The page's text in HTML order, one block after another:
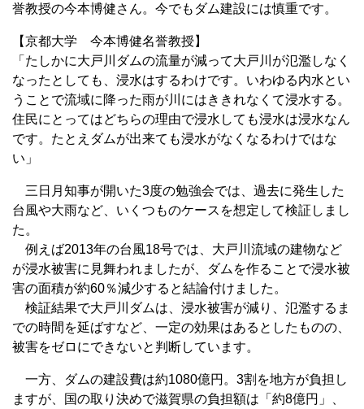
誉教授の今本博健さん。今でもダム建設には慎重です。
【京都大学 今本博健名誉教授】
「たしかに大戸川ダムの流量が減って大戸川が氾濫しなく
なったとしても、浸水はするわけです。いわゆる内水とい
うことで流域に降った雨が川にはききれなくて浸水する。
住民にとってはどちらの理由で浸水しても浸水は浸水なん
です。たとえダムが出来ても浸水がなくなるわけではな
い」
三日月知事が開いた3度の勉強会では、過去に発生した
台風や大雨など、いくつものケースを想定して検証しまし
た。
例えば2013年の台風18号では、大戸川流域の建物など
が浸水被害に見舞われましたが、ダムを作ることで浸水被
害の面積が約60％減少すると結論付けました。
検証結果で大戸川ダムは、浸水被害が減り、氾濫するま
での時間を延ばすなど、一定の効果はあるとしたものの、
被害をゼロにできないと判断しています。
一方、ダムの建設費は約1080億円。3割を地方が負担し
ますが、国の取り決めで滋賀県の負担額は「約8億円」、